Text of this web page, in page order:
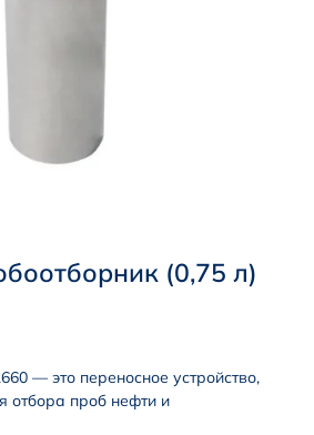
(0,75 л)
— это переносное устройство,
отбора проб нефти и